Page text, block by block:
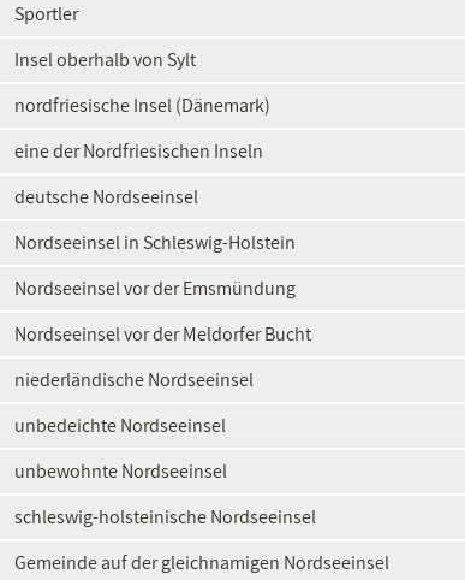
Sportler
Insel oberhalb von Sylt
nordfriesische Insel (Dänemark)
eine der Nordfriesischen Inseln
deutsche Nordseeinsel
Nordseeinsel in Schleswig-Holstein
Nordseeinsel vor der Emsmündung
Nordseeinsel vor der Meldorfer Bucht
niederländische Nordseeinsel
unbedeichte Nordseeinsel
unbewohnte Nordseeinsel
schleswig-holsteinische Nordseeinsel
Gemeinde auf der gleichnamigen Nordseeinsel